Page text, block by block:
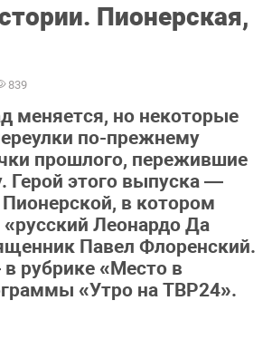
Пионерская,
839
меняется, но некоторые
по-прежнему
прошлого, пережившие
Герой этого выпуска —
в котором
Леонардо Да
Павел Флоренский.
рубрике «Место в
«Утро на ТВР24».